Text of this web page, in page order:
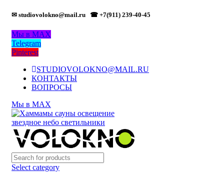
✉ studiovolokno@mail.ru ☎ +7(911) 239-40-45
Мы в MAX
Telegram
Pinterest
STUDIOVOLOKNO@MAIL.RU
КОНТАКТЫ
ВОПРОСЫ
Мы в MAX
Select category